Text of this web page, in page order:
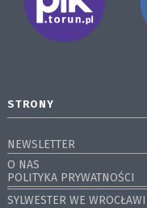
STRONY
NEWSLETTER
O NAS
POLITYKA PRYWATNOŚCI
SYLWESTER WE